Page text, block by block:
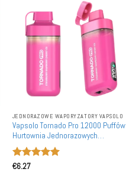
JEDNORAZOWE WAPORYZATORY VAPSOLO
Vapsolo Tornado Pro 12000 Puffów
Hurtownia Jednorazowych
Waporyzatorów Naładować Baterii
Oceniono
€6.27